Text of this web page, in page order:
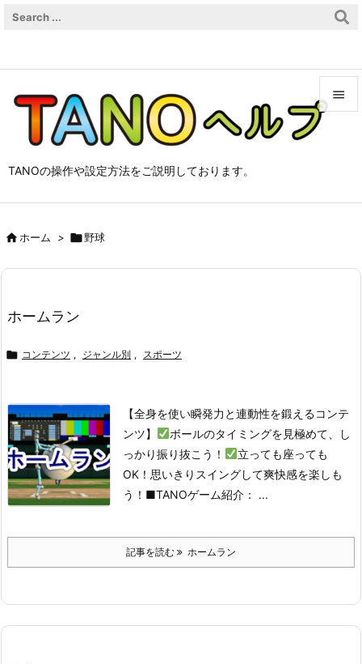
TANOの操作や設定方法をご説明しております。

次へ
ホーム > 野球
ホームラン
 コンテンツ , ジャンル別 , スポーツ
【全身を使い瞬発力と連動性を鍛えるコンテ
ンツ】
ボールのタイミングを見極めて、し
っかり振り抜こう！
立っても座っても
OK！思いきりスイングして爽快感を楽しも
う！ ■TANOゲーム紹介： ...
記事を読む ホームラン